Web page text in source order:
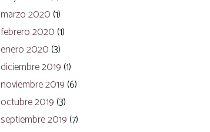
marzo 2020 (1)
febrero 2020 (1)
enero 2020 (3)
diciembre 2019 (1)
noviembre 2019 (6)
octubre 2019 (3)
septiembre 2019 (7)